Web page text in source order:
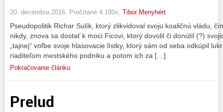
20. decembra 2016, Prečítané 4 180x, Tibor Menyhért
Pseudopolitik Richar Sulík, ktorý zlikvidoval svoju koaličnú vládu,
nikdy, znova sa dostať k moci Ficovi, ktorý dovolil či donútil (?)
„tajnej“ voľbe svoje hlasovacie lístky, ktorý sám od seba odkúpil
riaditeľom mestského podniku a potom ich za […]
Pokračovanie článku
Prelud